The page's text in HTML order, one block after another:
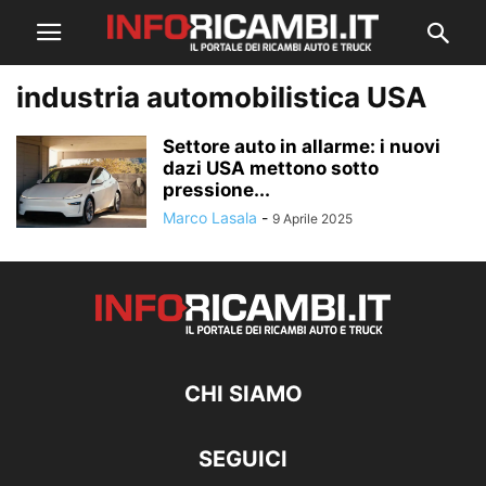
industria automobilistica USA
Settore auto in allarme: i nuovi
dazi USA mettono sotto
pressione...
Marco Lasala - 9 Aprile 2025
CHI SIAMO
SEGUICI